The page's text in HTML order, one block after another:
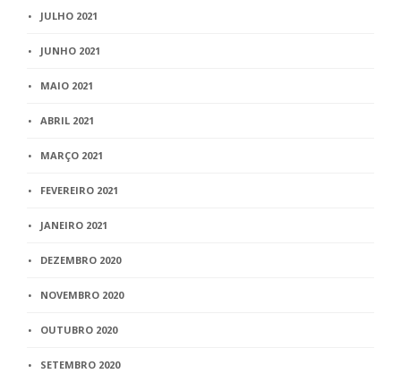
JULHO 2021
JUNHO 2021
MAIO 2021
ABRIL 2021
MARÇO 2021
FEVEREIRO 2021
JANEIRO 2021
DEZEMBRO 2020
NOVEMBRO 2020
OUTUBRO 2020
SETEMBRO 2020